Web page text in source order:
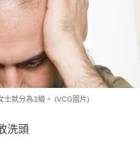
士就分為3級。 (VCG圖片)
洗頭